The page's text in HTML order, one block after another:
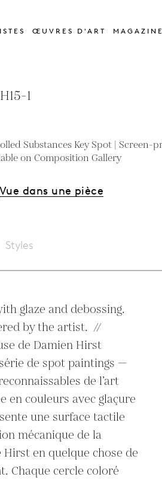
ŒUVRES D'ART MAGAZINE
1
Vue dans une pièce
Styles
glaze and debossing.
by the artist.  //
de Damien Hirst
de spot paintings —
de l’art
en couleurs avec glaçure
une surface tactile
mécanique de la
en quelque chose de
Chaque cercle coloré